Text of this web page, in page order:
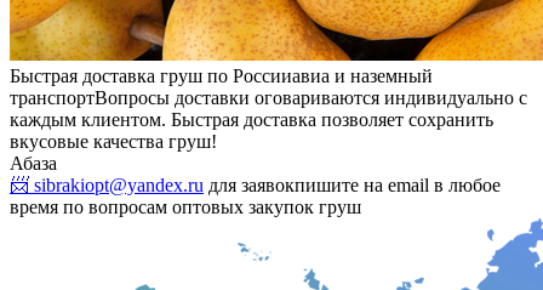
Быстрая доставка груш по Россииавиа и наземный
транспортВопросы доставки оговариваются индивидуально с
каждым клиентом. Быстрая доставка позволяет сохранить
вкусовые качества груш!
Абаза
📨 sibrakiopt@yandex.ru для заявокпишите на email в любое
время по вопросам оптовых закупок груш